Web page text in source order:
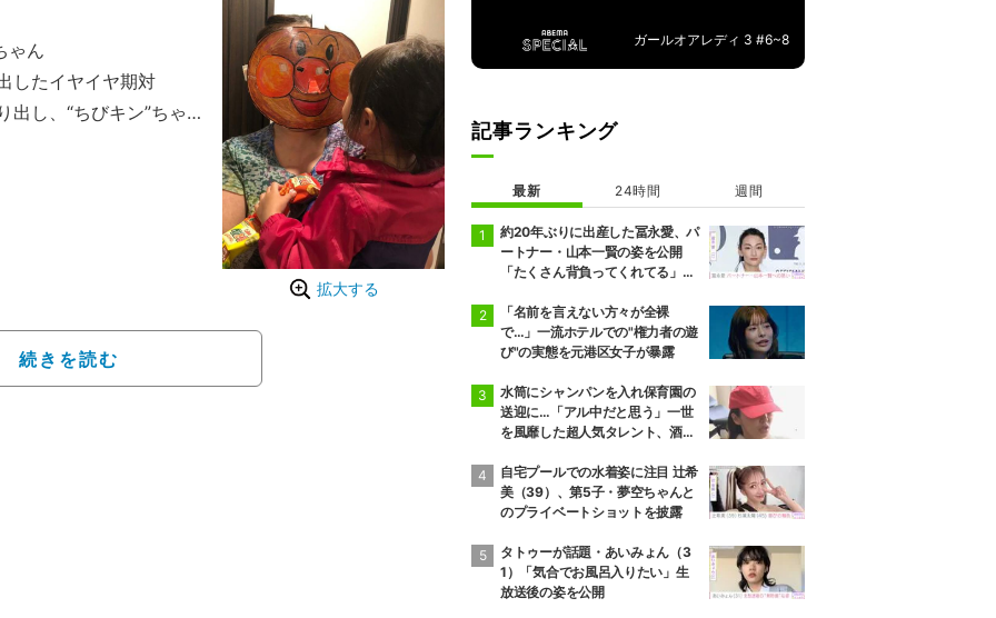
拡大する
ゃん
したイヤイヤ期対
出し、“ちびキン”ちゃ
手製のお面をつける自
パパー！！アンパンマ
喜んでいた様子を明か
続きを読む
ガールオアレディ 3 #6~8
記事ランキング
最新 24時間 週間
約20年ぶりに出産した冨永愛、パ
ートナー・山本一賢の姿を公開
「たくさん背負ってくれてる」感
「名前を言えない方々が全裸
で…」一流ホテルでの"権力者の遊
び"の実態を元港区女子が暴露
水筒にシャンパンを入れ保育園の
送迎に…「アル中だと思う」一世
を風靡した超人気タレント、酒漬
自宅プールでの水着姿に注目 辻希
美（39）、第5子・夢空ちゃんと
のプライベートショットを披露
タトゥーが話題・あいみょん（3
1）「気合でお風呂入りたい」生
放送後の姿を公開